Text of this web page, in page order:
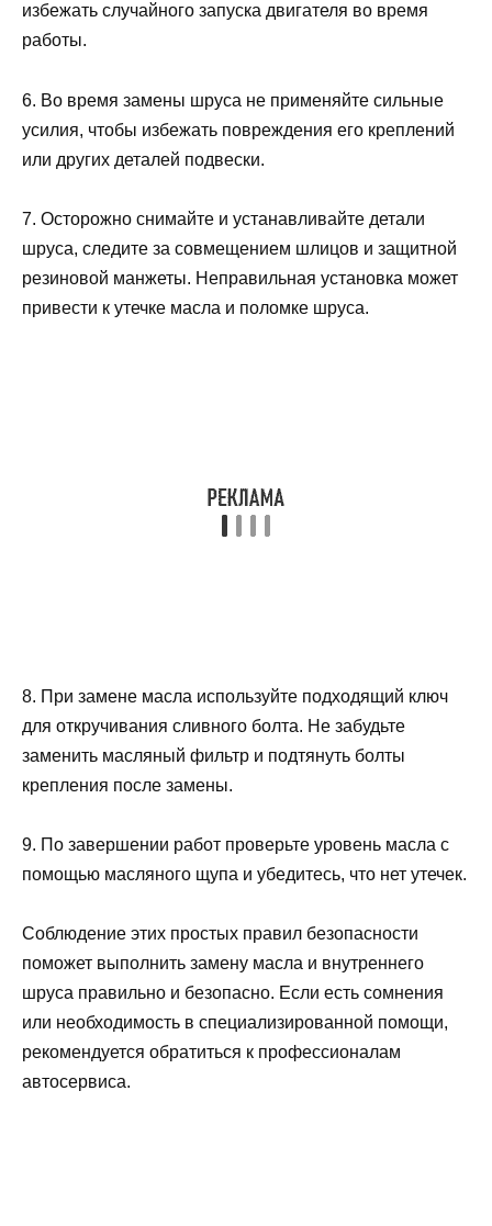
избежать случайного запуска двигателя во время
работы.
6. Во время замены шруса не применяйте сильные
усилия, чтобы избежать повреждения его креплений
или других деталей подвески.
7. Осторожно снимайте и устанавливайте детали
шруса, следите за совмещением шлицов и защитной
резиновой манжеты. Неправильная установка может
привести к утечке масла и поломке шруса.
8. При замене масла используйте подходящий ключ
для откручивания сливного болта. Не забудьте
заменить масляный фильтр и подтянуть болты
крепления после замены.
9. По завершении работ проверьте уровень масла с
помощью масляного щупа и убедитесь, что нет утечек.
Соблюдение этих простых правил безопасности
поможет выполнить замену масла и внутреннего
шруса правильно и безопасно. Если есть сомнения
или необходимость в специализированной помощи,
рекомендуется обратиться к профессионалам
автосервиса.